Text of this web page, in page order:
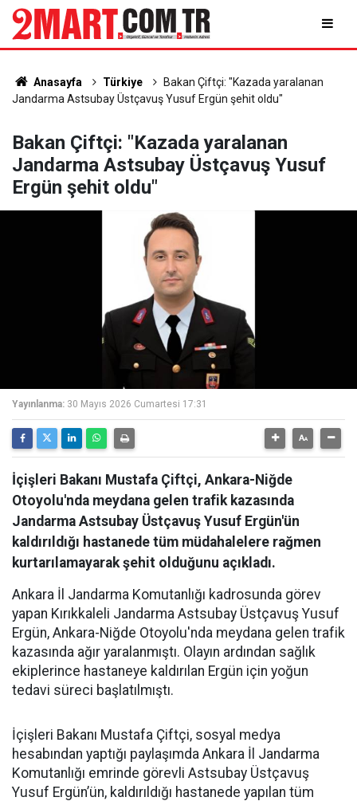
Anasayfa Türkiye
Bakan Çiftçi: "Kazada yaralanan
Jandarma Astsubay Üstçavuş Yusuf Ergün şehit oldu"
Bakan Çiftçi: "Kazada yaralanan
Jandarma Astsubay Üstçavuş Yusuf
Ergün şehit oldu"
Yayınlanma: 30 Mayıs 2026 Cumartesi 17:31
İçişleri Bakanı Mustafa Çiftçi, Ankara-Niğde
Otoyolu'nda meydana gelen trafik kazasında
Jandarma Astsubay Üstçavuş Yusuf Ergün'ün
kaldırıldığı hastanede tüm müdahalelere rağmen
kurtarılamayarak şehit olduğunu açıkladı.
Ankara İl Jandarma Komutanlığı kadrosunda görev
yapan Kırıkkaleli Jandarma Astsubay Üstçavuş Yusuf
Ergün, Ankara-Niğde Otoyolu'nda meydana gelen trafik
kazasında ağır yaralanmıştı. Olayın ardından sağlık
ekiplerince hastaneye kaldırılan Ergün için yoğun
tedavi süreci başlatılmıştı.
İçişleri Bakanı Mustafa Çiftçi, sosyal medya
hesabından yaptığı paylaşımda Ankara İl Jandarma
Komutanlığı emrinde görevli Astsubay Üstçavuş
Yusuf Ergün’ün, kaldırıldığı hastanede yapılan tüm